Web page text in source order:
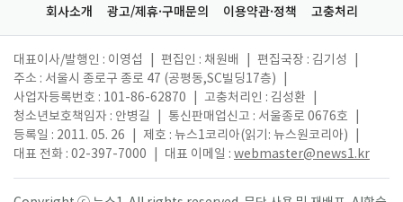
회사소개 광고/제휴·구매문의 이용약관·정책 고충처리
대표이사/발행인 : 이영섭 편집인 : 채원배 편집국장 : 김기성
주소 : 서울시 종로구 종로 47 (공평동,SC빌딩17층)
사업자등록번호 : 101-86-62870
고충처리인 : 김성환
청소년보호책임자 : 안병길
통신판매업신고 : 서울종로 0676호
등록일 : 2011. 05. 26
제호 : 뉴스1코리아(읽기: 뉴스원코리아)
대표 전화 : 02-397-7000
대표 이메일 : webmaster@news1.kr